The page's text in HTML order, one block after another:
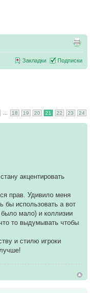
Закладки Подписки
18 19 20 21 22 23 24
акцентировать
прав. Удивило меня
бы использовать а вот
мало) и коллизии
то выдумывать чтобы
и стилю игроки